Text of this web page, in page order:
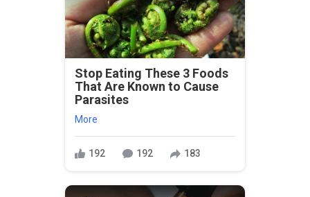
Stop Eating These 3 Foods
That Are Known to Cause
Parasites
More
192 192 183